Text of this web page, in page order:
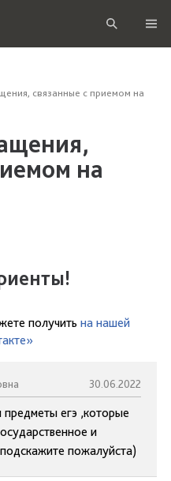
связанные с приемом на
на
получить на нашей
30.06.2022
предметы егэ ,которые
и
пожалуйста)